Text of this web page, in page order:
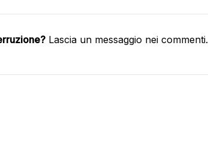
Lascia un messaggio nei commenti.